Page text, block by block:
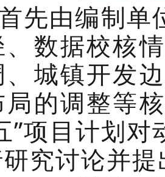
先由编制单
数据校核
城镇开发
局的调整等
”项目计划
究讨论并